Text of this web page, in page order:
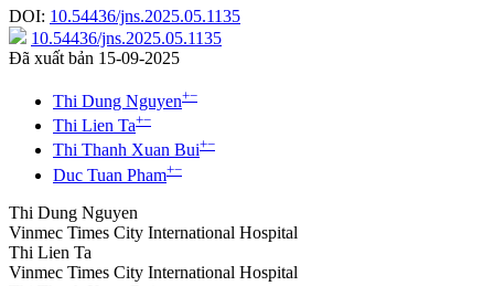
DOI: 10.54436/jns.2025.05.1135
10.54436/jns.2025.05.1135
Đã xuất bản 15-09-2025
Thi Dung Nguyen+−
Thi Lien Ta+−
Thi Thanh Xuan Bui+−
Duc Tuan Pham+−
Thi Dung Nguyen
Vinmec Times City International Hospital
Thi Lien Ta
Vinmec Times City International Hospital